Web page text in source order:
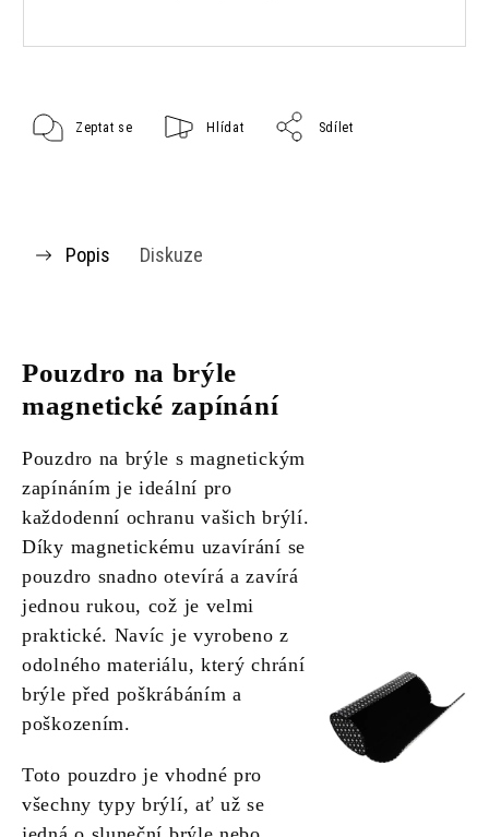
Zeptat se Hlídat Sdílet
Popis Diskuze
Pouzdro na brýle
magnetické zapínání
Pouzdro na brýle s magnetickým
zapínáním je ideální pro
každodenní ochranu vašich brýlí.
Díky magnetickému uzavírání se
pouzdro snadno otevírá a zavírá
jednou rukou, což je velmi
praktické. Navíc je vyrobeno z
odolného materiálu, který chrání
brýle před poškrábáním a
poškozením.
Toto pouzdro je vhodné pro
všechny typy brýlí, ať už se